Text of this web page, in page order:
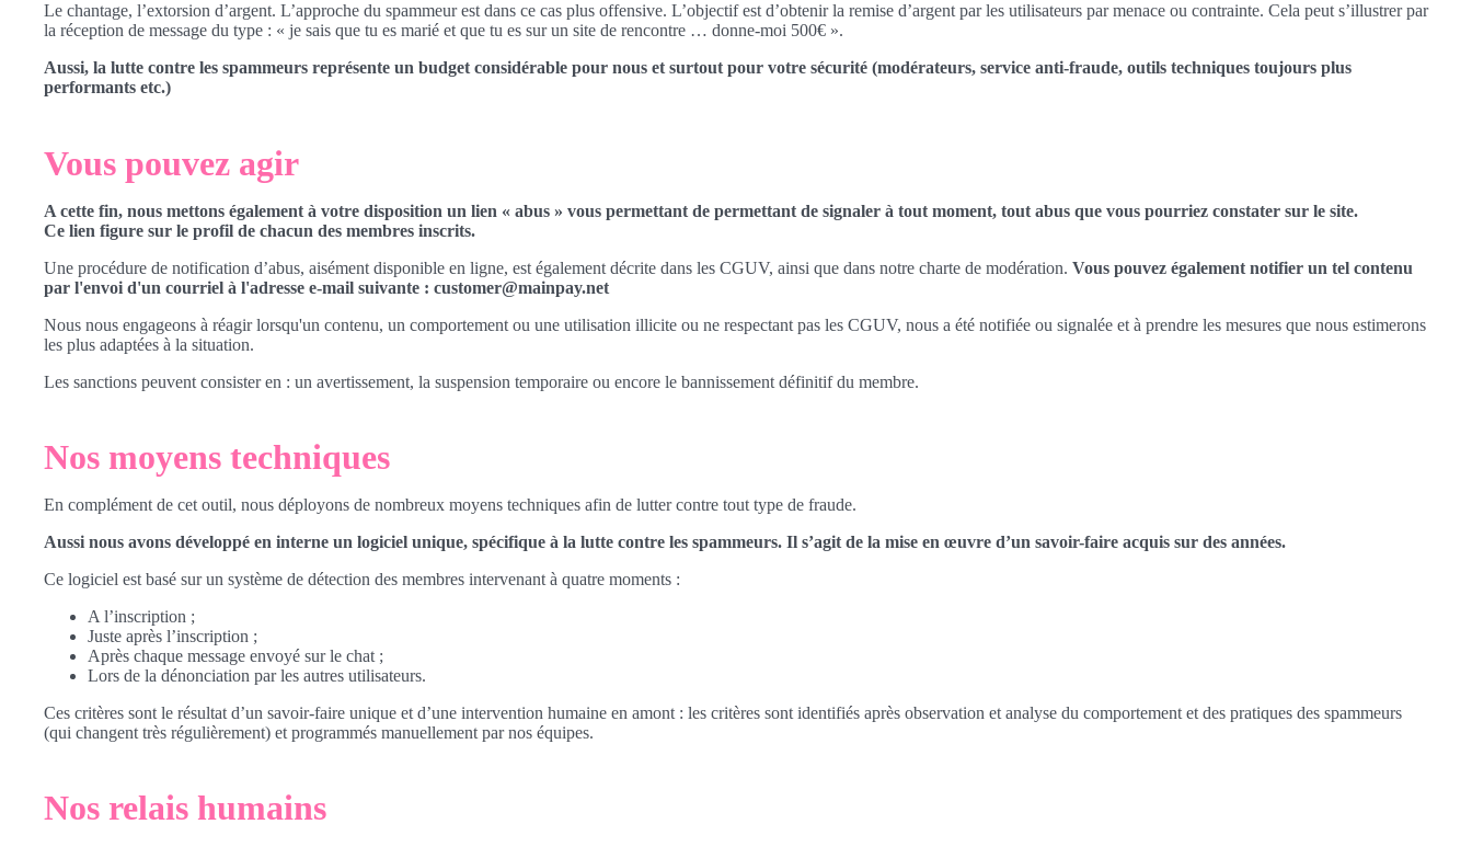
Le chantage, l’extorsion d’argent. L’approche du spammeur est dans ce cas plus offensive. L’objectif est d’obtenir la remise d’argent par les utilisateurs par menace ou contrainte. Cela peut s’illustrer par
la réception de message du type : « je sais que tu es marié et que tu es sur un site de rencontre … donne-moi 500€ ».
Aussi, la lutte contre les spammeurs représente un budget considérable pour nous et surtout pour votre sécurité (modérateurs, service anti-fraude, outils techniques toujours plus
performants etc.)
Vous pouvez agir
A cette fin, nous mettons également à votre disposition un lien « abus » vous permettant de permettant de signaler à tout moment, tout abus que vous pourriez constater sur le site.
Ce lien figure sur le profil de chacun des membres inscrits.
Une procédure de notification d’abus, aisément disponible en ligne, est également décrite dans les CGUV, ainsi que dans notre charte de modération. Vous pouvez également notifier un tel contenu
par l'envoi d'un courriel à l'adresse e-mail suivante : customer@mainpay.net
Nous nous engageons à réagir lorsqu'un contenu, un comportement ou une utilisation illicite ou ne respectant pas les CGUV, nous a été notifiée ou signalée et à prendre les mesures que nous estimerons
les plus adaptées à la situation.
Les sanctions peuvent consister en : un avertissement, la suspension temporaire ou encore le bannissement définitif du membre.
Nos moyens techniques
En complément de cet outil, nous déployons de nombreux moyens techniques afin de lutter contre tout type de fraude.
Aussi nous avons développé en interne un logiciel unique, spécifique à la lutte contre les spammeurs. Il s’agit de la mise en œuvre d’un savoir-faire acquis sur des années.
Ce logiciel est basé sur un système de détection des membres intervenant à quatre moments :
A l’inscription ;
Juste après l’inscription ;
Après chaque message envoyé sur le chat ;
Lors de la dénonciation par les autres utilisateurs.
Ces critères sont le résultat d’un savoir-faire unique et d’une intervention humaine en amont : les critères sont identifiés après observation et analyse du comportement et des pratiques des spammeurs
(qui changent très régulièrement) et programmés manuellement par nos équipes.
Nos relais humains